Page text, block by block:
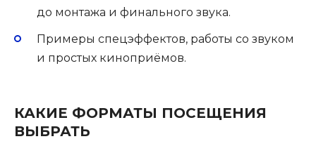
до монтажа и финального звука.
Примеры спецэффектов, работы со звуком
и простых киноприёмов.
КАКИЕ ФОРМАТЫ ПОСЕЩЕНИЯ
ВЫБРАТЬ